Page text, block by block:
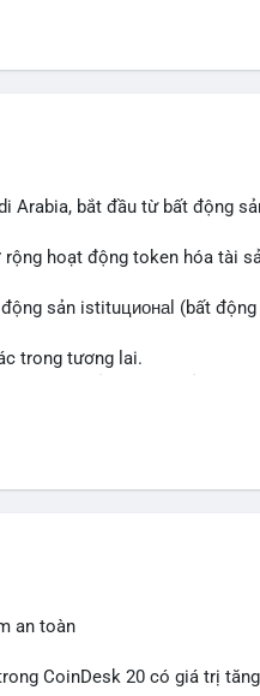
Arabia, bắt đầu từ bất động
rộng hoạt động token hóa tài
sản istituционаl (bất
trong tương lai.
an toàn
CoinDesk 20 có giá trị